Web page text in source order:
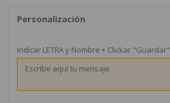
Personalización
.
Indicar LETRA y Nombre + Clickar "Guardar"